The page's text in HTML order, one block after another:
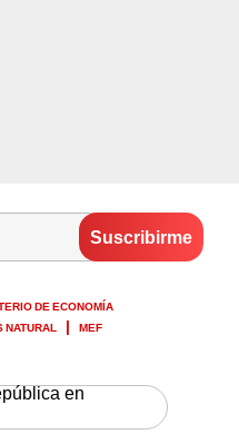
DE ECONOMÍA
NATURAL
MEF
en